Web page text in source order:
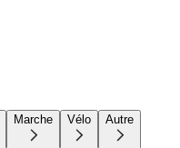
Marche Vélo Autre